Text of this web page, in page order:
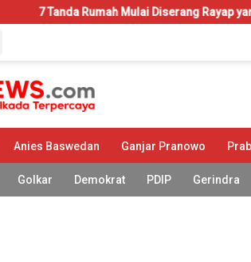
Mulai Diserang Rayap yang Sering Tidak
Anies Baswedan Ganjar Pranowo
Golkar Demokrat PDIP Gerindra